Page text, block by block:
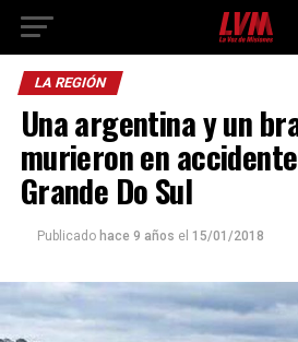
LA REGIÓN
Una argentina y un
murieron en
Grande Do Sul
Publicado hace 9 años el 15/01/2018